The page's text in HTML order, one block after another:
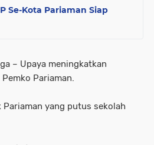
Se-Kota Pariaman Siap
– Upaya meningkatkan
Pariaman.
yang putus sekolah